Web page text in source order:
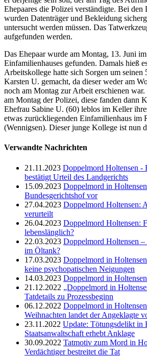
Ehepaares die Polizei verständigte. Bei den
wurden Datenträger und Bekleidung
untersucht werden müssen. Das
aufgefunden werden.
Das Ehepaar wurde am Montag, 13. Juni
Einfamilienhauses gefunden. Damals hieß
Arbeitskollege hatte sich Sorgen um
Karsten U. gemacht, da dieser weder am
noch am Montag zur Arbeit erschienen war.
am Montag der Polizei, diese fanden dann
Ehefrau Sabine U. (60) leblos im Keller
etwas zurückliegenden Einfamilienhaus im
(Wennigsen). Dieser junge Kollege ist nun
Verwandte Nachrichten
21.11.2023 Doppelmord Holtensen -
bestätigt Urteil des Landgerichts
15.09.2023 Doppelmord in
Bundesgerichtshof vor
27.04.2023 Doppelmord Holtensen:
verurteilt
26.04.2023 Doppelmord Holtensen:
lebenslänglich?
22.03.2023 Doppelmord Holtensen –
im Öltank?
17.03.2023 Doppelmord in
keine psychopatischen Neigungen
14.03.2023 Doppelmord in
21.12.2022 „Doppelmord in
Tatdetails zu Prozessbeginn
06.12.2022 Doppelmord in
Weihnachten landet der Angeklagte
23.11.2022 Update: Tötungsdelikt in
Staatsanwaltschaft erhebt Anklage
30.09.2022 Tatmotiv zum Mord in
Verdächtiger bestreitet die Tat